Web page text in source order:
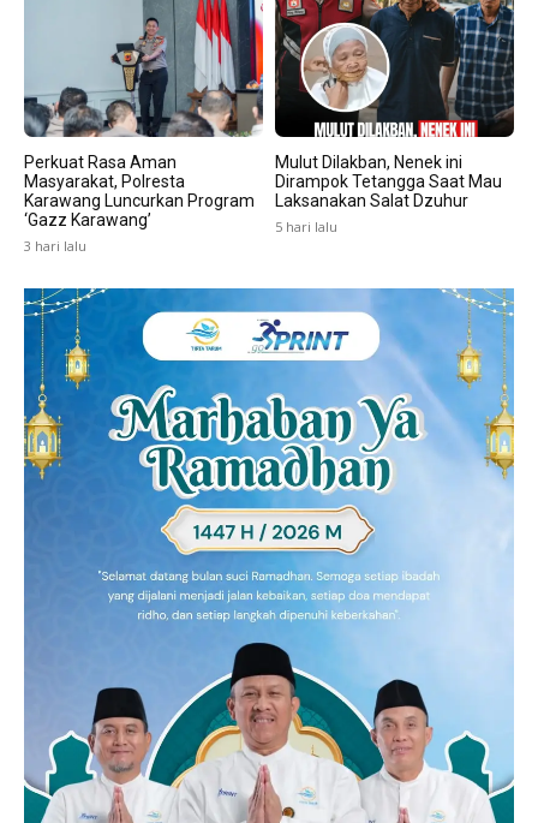
Perkuat Rasa Aman
Masyarakat, Polresta
Karawang Luncurkan Program
‘Gazz Karawang’
3 hari lalu
Mulut Dilakban, Nenek ini
Dirampok Tetangga Saat Mau
Laksanakan Salat Dzuhur
5 hari lalu